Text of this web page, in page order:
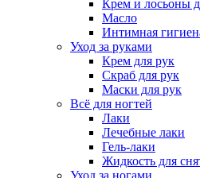
Крем и лосьоны
Масло
Интимная
Уход за руками
Крем для рук
Скраб для рук
Маски для рук
Всё для ногтей
Лаки
Лечебные лаки
Гель-лаки
Жидкость для
Уход за ногами